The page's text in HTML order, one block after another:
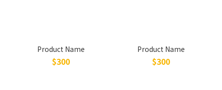
Product Name
$300
Product Name
$300